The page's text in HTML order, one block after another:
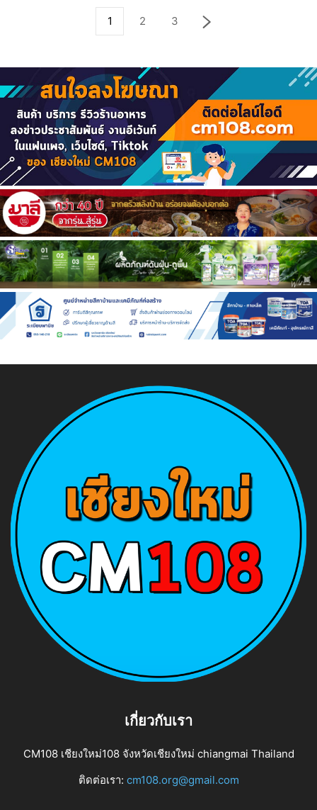
1 2 3
เกี่ยวกับเรา
CM108 เชียงใหม่108 จังหวัดเชียงใหม่ chiangmai Thailand
ติดต่อเรา: cm108.org@gmail.com